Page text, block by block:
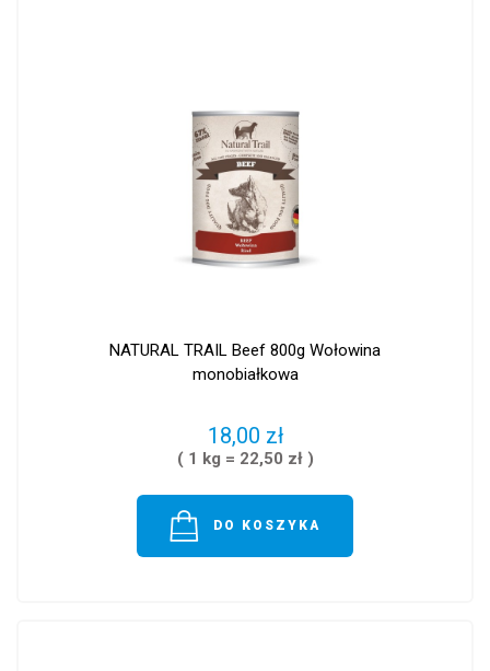
NATURAL TRAIL Beef 800g Wołowina
monobiałkowa
18,00 zł
( 1 kg = 22,50 zł )
DO KOSZYKA